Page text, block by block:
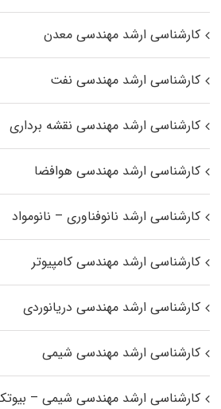
کارشناسی ارشد مهندسی معدن
کارشناسی ارشد مهندسی نفت
کارشناسی ارشد مهندسی نقشه برداری
کارشناسی ارشد مهندسی هوافضا
کارشناسی ارشد نانوفناوری – نانومواد
کارشناسی ارشد مهندسی کامپیوتر
کارشناسی ارشد مهندسی دریانوردی
کارشناسی ارشد مهندسی شیمی
کارشناسی ارشد مهندسی شیمی –